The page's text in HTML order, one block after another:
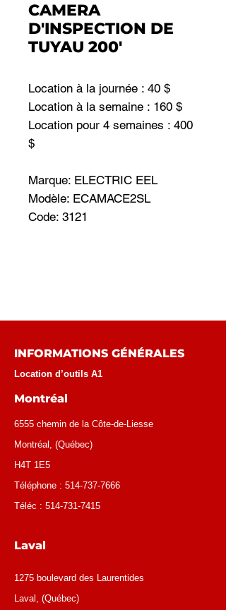
CAMERA
D'INSPECTION DE
TUYAU 200'
Location à la journée : 40 $
Location à la semaine : 160 $
Location pour 4 semaines : 400
$
Marque: ELECTRIC EEL
Modèle: ECAMACE2SL
Code: 3121
INFORMATIONS GÉNÉRALES
Location d’outils A1
Montréal
6555 chemin de la Côte-de-Liesse
Montréal , (Québec)
H4T 1E5
Téléphone : 514-737-7666
Téléc : 514-731-7415
Laval
1275 boulevard des Laurentides
Laval, (Québec)